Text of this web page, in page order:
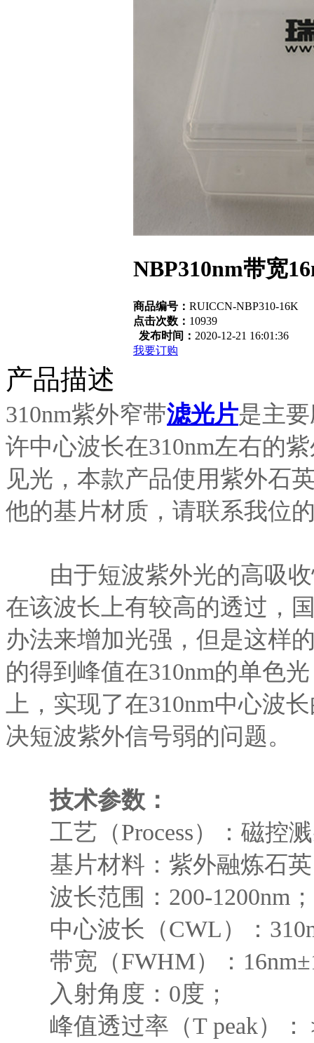
NBP310nm带宽
商品编号： RUICCN-NBP310-16K
点击次数： 10939
发布时间： 2020-12-21 16:01:36
我要订购
产品描述
310nm紫外窄带滤光片是主
许中心波长在310nm左右的
见光，本款产品使用紫外石
他的基片材质，请联系我位
由于短波紫外光的高吸
在该波长上有较高的透过，
办法来增加光强，但是这样
的得到峰值在310nm的单色
上，实现了在310nm中心波
决短波紫外信号弱的问题。
技术参数：
工艺（Process）：磁控
基片材料：紫外融炼石
波长范围：200-1200nm；
中心波长（CWL）：
带宽（FWHM）：
入射角度：0度；
峰值透过率（T peak）：